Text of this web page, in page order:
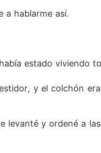
a hablarme así.
estado viviendo
y el colchón
levanté y ordené a